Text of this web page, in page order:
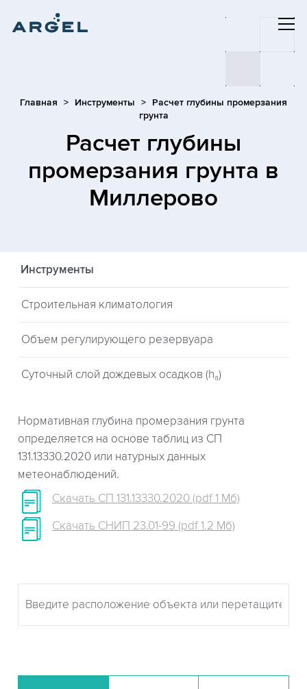
Главная Инструменты
Расчет глубины промерзания
грунта
Расчет глубины
промерзания грунта в
Миллерово
Инструменты
Строительная климатология
Объем регулирующего резервуара
Суточный слой дождевых осадков (ha)
Нормативная глубина промерзания грунта
определяется на основе таблиц из СП
131.13330.2020 или натурных данных
метеонаблюдений.
Скачать СП 131.13330.2020 (pdf 1 Мб)
Скачать СНИП 23.01-99 (pdf 1.2 Мб)